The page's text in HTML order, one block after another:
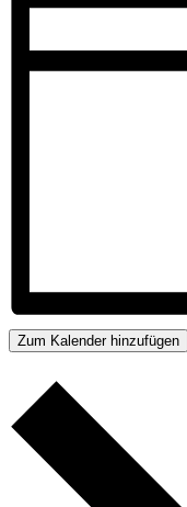
Zum Kalender hinzufügen